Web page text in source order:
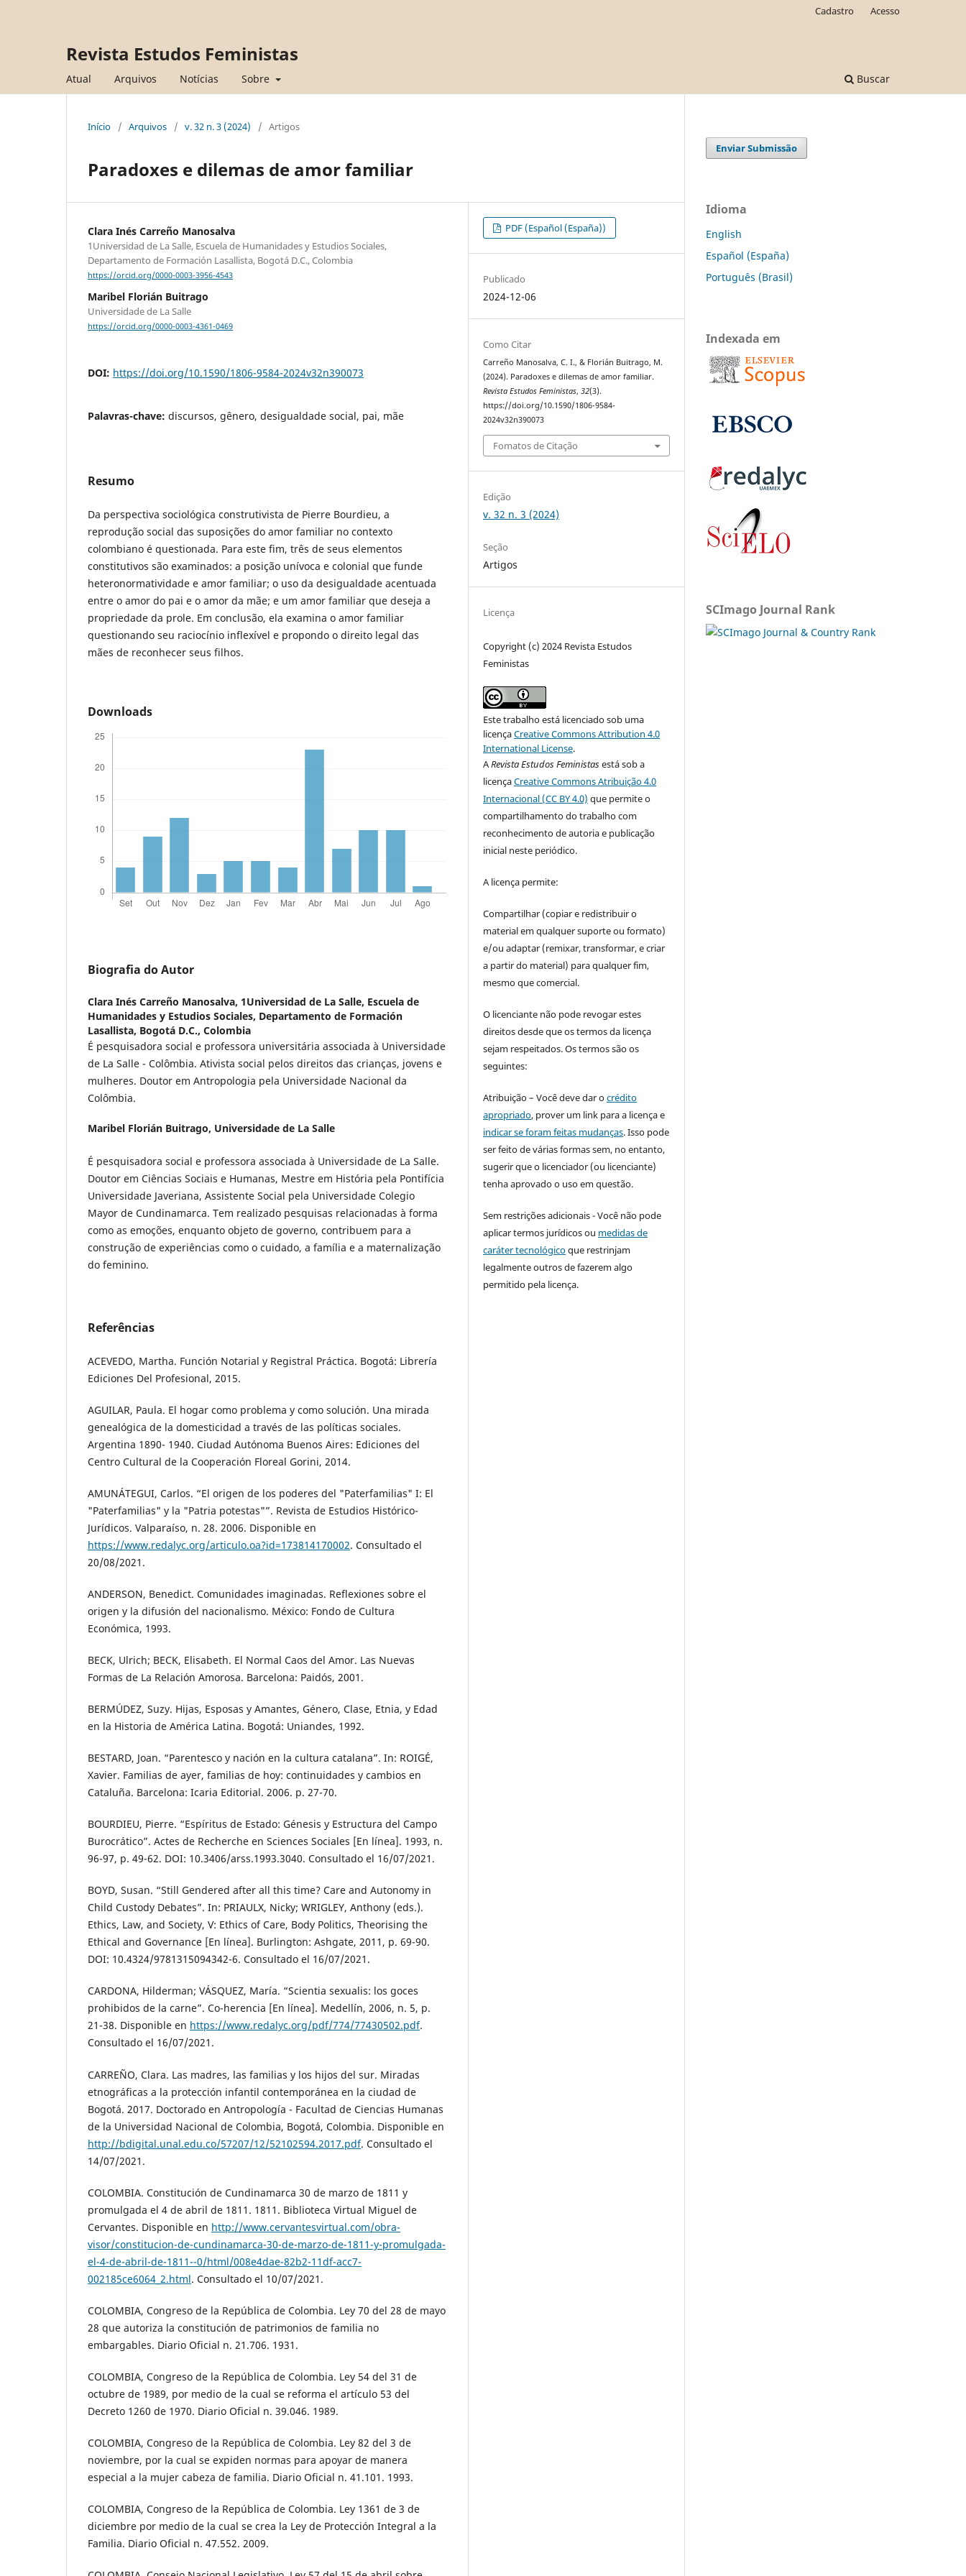
Revista Estudos Feministas
Atual Arquivos Notícias Sobre Buscar
Cadastro Acesso
Início / Arquivos / v. 32 n. 3 (2024) / Artigos
Paradoxes e dilemas de amor familiar
Clara Inés Carreño Manosalva
1Universidad de La Salle, Escuela de Humanidades y Estudios Sociales,
Departamento de Formación Lasallista, Bogotá D.C., Colombia
https://orcid.org/0000-0003-3956-4543
Maribel Florián Buitrago
Universidade de La Salle
https://orcid.org/0000-0003-4361-0469
DOI: https://doi.org/10.1590/1806-9584-2024v32n390073
Palavras-chave: discursos, gênero, desigualdade social, pai, mãe
Resumo
Da perspectiva sociológica construtivista de Pierre Bourdieu, a
reprodução social das suposições do amor familiar no contexto
colombiano é questionada. Para este fim, três de seus elementos
constitutivos são examinados: a posição unívoca e colonial que funde
heteronormatividade e amor familiar; o uso da desigualdade acentuada
entre o amor do pai e o amor da mãe; e um amor familiar que deseja a
propriedade da prole. Em conclusão, ela examina o amor familiar
questionando seu raciocínio inflexível e propondo o direito legal das
mães de reconhecer seus filhos.
Downloads
Biografia do Autor
Clara Inés Carreño Manosalva, 1Universidad de La Salle, Escuela de
Humanidades y Estudios Sociales, Departamento de Formación
Lasallista, Bogotá D.C., Colombia
É pesquisadora social e professora universitária associada à Universidade
de La Salle - Colômbia. Ativista social pelos direitos das crianças, jovens e
mulheres. Doutor em Antropologia pela Universidade Nacional da
Colômbia.
Maribel Florián Buitrago, Universidade de La Salle
É pesquisadora social e professora associada à Universidade de La Salle.
Doutor em Ciências Sociais e Humanas, Mestre em História pela Pontifícia
Universidade Javeriana, Assistente Social pela Universidade Colegio
Mayor de Cundinamarca. Tem realizado pesquisas relacionadas à forma
como as emoções, enquanto objeto de governo, contribuem para a
construção de experiências como o cuidado, a família e a maternalização
do feminino.
Referências
ACEVEDO, Martha. Función Notarial y Registral Práctica. Bogotá: Librería
Ediciones Del Profesional, 2015.
AGUILAR, Paula. El hogar como problema y como solución. Una mirada
genealógica de la domesticidad a través de las políticas sociales.
Argentina 1890- 1940. Ciudad Autónoma Buenos Aires: Ediciones del
Centro Cultural de la Cooperación Floreal Gorini, 2014.
AMUNÁTEGUI, Carlos. “El origen de los poderes del "Paterfamilias" I: El
"Paterfamilias" y la "Patria potestas"”. Revista de Estudios Histórico-
Jurídicos. Valparaíso, n. 28. 2006. Disponible en
https://www.redalyc.org/articulo.oa?id=173814170002. Consultado el
20/08/2021.
ANDERSON, Benedict. Comunidades imaginadas. Reflexiones sobre el
origen y la difusión del nacionalismo. México: Fondo de Cultura
Económica, 1993.
BECK, Ulrich; BECK, Elisabeth. El Normal Caos del Amor. Las Nuevas
Formas de La Relación Amorosa. Barcelona: Paidós, 2001.
BERMÚDEZ, Suzy. Hijas, Esposas y Amantes, Género, Clase, Etnia, y Edad
en la Historia de América Latina. Bogotá: Uniandes, 1992.
BESTARD, Joan. “Parentesco y nación en la cultura catalana”. In: ROIGÉ,
Xavier. Familias de ayer, familias de hoy: continuidades y cambios en
Cataluña. Barcelona: Icaria Editorial. 2006. p. 27-70.
BOURDIEU, Pierre. “Espíritus de Estado: Génesis y Estructura del Campo
Burocrático”. Actes de Recherche en Sciences Sociales [En línea]. 1993, n.
96-97, p. 49-62. DOI: 10.3406/arss.1993.3040. Consultado el 16/07/2021.
BOYD, Susan. “Still Gendered after all this time? Care and Autonomy in
Child Custody Debates”. In: PRIAULX, Nicky; WRIGLEY, Anthony (eds.).
Ethics, Law, and Society, V: Ethics of Care, Body Politics, Theorising the
Ethical and Governance [En línea]. Burlington: Ashgate, 2011, p. 69-90.
DOI: 10.4324/9781315094342-6. Consultado el 16/07/2021.
CARDONA, Hilderman; VÁSQUEZ, María. “Scientia sexualis: los goces
prohibidos de la carne”. Co-herencia [En línea]. Medellín, 2006, n. 5, p.
21-38. Disponible en https://www.redalyc.org/pdf/774/77430502.pdf.
Consultado el 16/07/2021.
CARREÑO, Clara. Las madres, las familias y los hijos del sur. Miradas
etnográficas a la protección infantil contemporánea en la ciudad de
Bogotá. 2017. Doctorado en Antropología - Facultad de Ciencias Humanas
de la Universidad Nacional de Colombia, Bogotá, Colombia. Disponible en
http://bdigital.unal.edu.co/57207/12/52102594.2017.pdf. Consultado el
14/07/2021.
COLOMBIA. Constitución de Cundinamarca 30 de marzo de 1811 y
promulgada el 4 de abril de 1811. 1811. Biblioteca Virtual Miguel de
Cervantes. Disponible en http://www.cervantesvirtual.com/obra-
visor/constitucion-de-cundinamarca-30-de-marzo-de-1811-y-promulgada-
el-4-de-abril-de-1811--0/html/008e4dae-82b2-11df-acc7-
002185ce6064_2.html. Consultado el 10/07/2021.
COLOMBIA, Congreso de la República de Colombia. Ley 70 del 28 de mayo
28 que autoriza la constitución de patrimonios de familia no
embargables. Diario Oficial n. 21.706. 1931.
COLOMBIA, Congreso de la República de Colombia. Ley 54 del 31 de
octubre de 1989, por medio de la cual se reforma el artículo 53 del
Decreto 1260 de 1970. Diario Oficial n. 39.046. 1989.
COLOMBIA, Congreso de la República de Colombia. Ley 82 del 3 de
noviembre, por la cual se expiden normas para apoyar de manera
especial a la mujer cabeza de familia. Diario Oficial n. 41.101. 1993.
COLOMBIA, Congreso de la República de Colombia. Ley 1361 de 3 de
diciembre por medio de la cual se crea la Ley de Protección Integral a la
Familia. Diario Oficial n. 47.552. 2009.
PDF (Español (España))
Publicado
2024-12-06
Como Citar
Carreño Manosalva, C. I., & Florián Buitrago, M.
(2024). Paradoxes e dilemas de amor familiar.
Revista Estudos Feministas,32(3).
https://doi.org/10.1590/1806-9584-
2024v32n390073
Fomatos de Citação
Edição
v. 32 n. 3 (2024)
Seção
Artigos
Licença
Copyright (c) 2024 Revista Estudos
Feministas
Este trabalho está licenciado sob uma
licençaCreative Commons Attribution 4.0
International License.
ARevista Estudos Feministasestá sob a
licençaCreative Commons Atribuição 4.0
Internacional (CC BY 4.0) que permite o
compartilhamento do trabalho com
reconhecimento de autoria e publicação
inicial neste periódico.
A licença permite:
Compartilhar (copiar e redistribuir o
material em qualquer suporte ou formato)
e/ou adaptar (remixar, transformar, e criar
a partir do material) para qualquer fim,
mesmo que comercial.
O licenciante não pode revogar estes
direitos desde que os termos da licença
sejam respeitados. Os termos são os
seguintes:
Atribuição – Você deve dar ocrédito
apropriado, prover um link para a licença e
indicar se foram feitas mudanças. Isso pode
ser feito de várias formas sem, no entanto,
sugerir que o licenciador (ou licenciante)
tenha aprovado o uso em questão.
Sem restrições adicionais - Você não pode
aplicar termos jurídicos ou medidas de
caráter tecnológicoque restrinjam
legalmente outros de fazerem algo
permitido pela licença.
Enviar Submissão
Idioma
English
Español (España)
Português (Brasil)
Indexada em
SCImago Journal Rank